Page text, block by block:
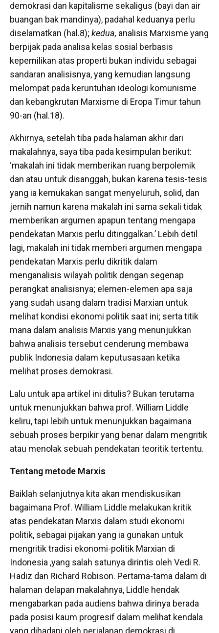
demokrasi dan kapitalisme sekaligus (bayi dan air
buangan bak mandinya), padahal keduanya perlu
diselamatkan (hal.8); kedua, analisis Marxisme yang
berpijak pada analisa kelas sosial berbasis
kepemilikan atas properti bukan individu sebagai
sandaran analisisnya, yang kemudian langsung
melompat pada keruntuhan ideologi komunisme
dan kebangkrutan Marxisme di Eropa Timur tahun
90-an (hal.18).
Akhirnya, setelah tiba pada halaman akhir dari
makalahnya, saya tiba pada kesimpulan berikut:
‘makalah ini tidak memberikan ruang berpolemik
dan atau untuk disanggah, bukan karena tesis-tesis
yang ia kemukakan sangat menyeluruh, solid, dan
jernih namun karena makalah ini sama sekali tidak
memberikan argumen apapun tentang mengapa
pendekatan Marxis perlu ditinggalkan.’ Lebih detil
lagi, makalah ini tidak memberi argumen mengapa
pendekatan Marxis perlu dikritik dalam
menganalisis wilayah politik dengan segenap
perangkat analisisnya; elemen-elemen apa saja
yang sudah usang dalam tradisi Marxian untuk
melihat kondisi ekonomi politik saat ini; serta titik
mana dalam analisis Marxis yang menunjukkan
bahwa analisis tersebut cenderung membawa
publik Indonesia dalam keputusasaan ketika
melihat proses demokrasi.
Lalu untuk apa artikel ini ditulis? Bukan terutama
untuk menunjukkan bahwa prof. William Liddle
keliru, tapi lebih untuk menunjukkan bagaimana
sebuah proses berpikir yang benar dalam mengritik
atau menolak sebuah pendekatan teoritik tertentu.
Tentang metode Marxis
Baiklah selanjutnya kita akan mendiskusikan
bagaimana Prof. William Liddle melakukan kritik
atas pendekatan Marxis dalam studi ekonomi
politik, sebagai pijakan yang ia gunakan untuk
mengritik tradisi ekonomi-politik Marxian di
Indonesia ,yang salah satunya dirintis oleh Vedi R.
Hadiz dan Richard Robison. Pertama-tama dalam di
halaman delapan makalahnya, Liddle hendak
mengabarkan pada audiens bahwa dirinya berada
pada posisi kaum progresif dalam melihat kendala
yang dihadapi oleh perjalanan demokrasi di